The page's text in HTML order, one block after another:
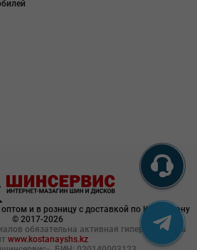
и в розницу с доставкой по Казахстану
© 2017-2026
обязательна активная гиперссылка на
www.kostanayshs.kz